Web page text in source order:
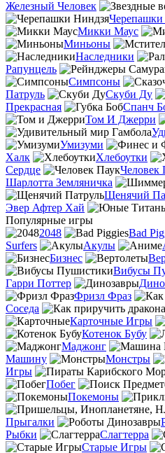
Железный Человек
Микки Маус
Миньоны
Наследники
Рапунцель
Симпсоны
Патруль
Скуби Ду
Прекрасная
Спанч
Том И Джерри
Умизуми
Халк
Хлебоутки
Сердце
Человек
Шарлотта Земляничка
Щенячий
Эвер Афтер Хай
Популярные игры
2048
Bad
Surfers
Акулы
Бизнес
Вибусы
Гарри Поттер
Фризл Фраз
Соседа
Карточные Игры
Котенок Бубу
Маджонг
Машину
Монстры
Игры
Побег
Покемоны
Прыгалки
Рыбки
Слагтерра
Старые Игры